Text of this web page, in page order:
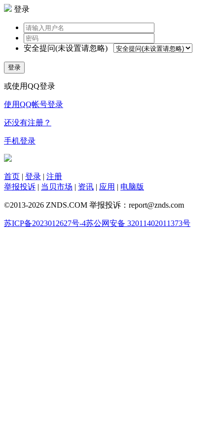
登录
安全提问(未设置请忽略)
登录
或使用QQ登录
使用QQ帐号登录
还没有注册？
手机登录
首页 | 登录 | 注册
举报投诉 | 当贝市场 | 资讯 | 应用 | 电脑版
©2013-2026 ZNDS.COM 举报投诉：report@znds.com
苏ICP备2023012627号-4苏公网安备 32011402011373号